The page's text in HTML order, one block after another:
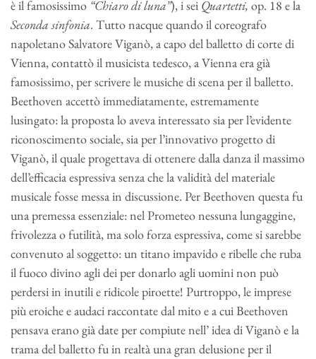
è il famosissimo “Chiaro di luna”), i sei Quartetti, op. 18 e la
Seconda sinfonia. Tutto nacque quando il coreografo
napoletano Salvatore Viganò, a capo del balletto di corte di
Vienna, contattò il musicista tedesco, a Vienna era già
famosissimo, per scrivere le musiche di scena per il balletto.
Beethoven accettò immediatamente, estremamente
lusingato: la proposta lo aveva interessato sia per l’evidente
riconoscimento sociale, sia per l’innovativo progetto di
Viganò, il quale progettava di ottenere dalla danza il massimo
dell’efficacia espressiva senza che la validità del materiale
musicale fosse messa in discussione. Per Beethoven questa fu
una premessa essenziale: nel Prometeo nessuna lungaggine,
frivolezza o futilità, ma solo forza espressiva, come si sarebbe
convenuto al soggetto: un titano impavido e ribelle che ruba
il fuoco divino agli dei per donarlo agli uomini non può
perdersi in inutili e ridicole piroette! Purtroppo, le imprese
più eroiche e audaci raccontate dal mito e a cui Beethoven
pensava erano già date per compiute nell’ idea di Viganò e la
trama del balletto fu in realtà una gran delusione per il